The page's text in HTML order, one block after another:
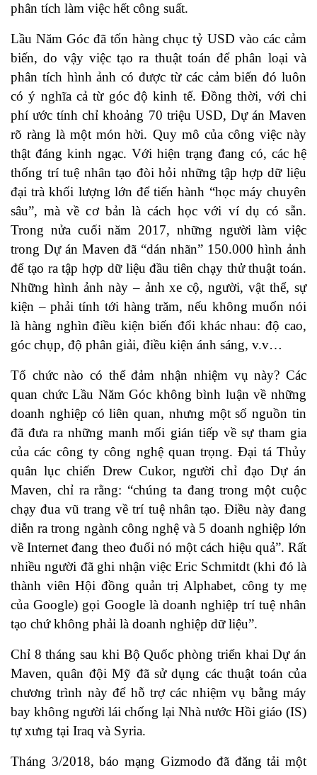
phân tích làm việc hết công suất.
Lầu Năm Góc đã tốn hàng chục tỷ USD vào các cảm
biến, do vậy việc tạo ra thuật toán để phân loại và
phân tích hình ảnh có được từ các cảm biến đó luôn
có ý nghĩa cả từ góc độ kinh tế. Đồng thời, với chi
phí ước tính chỉ khoảng 70 triệu USD, Dự án Maven
rõ ràng là một món hời. Quy mô của công việc này
thật đáng kinh ngạc. Với hiện trạng đang có, các hệ
thống trí tuệ nhân tạo đòi hỏi những tập hợp dữ liệu
đại trà khối lượng lớn để tiến hành “học máy chuyên
sâu”, mà về cơ bản là cách học với ví dụ có sẵn.
Trong nửa cuối năm 2017, những người làm việc
trong Dự án Maven đã “dán nhãn” 150.000 hình ảnh
để tạo ra tập hợp dữ liệu đầu tiên chạy thử thuật toán.
Những hình ảnh này – ảnh xe cộ, người, vật thể, sự
kiện – phải tính tới hàng trăm, nếu không muốn nói
là hàng nghìn điều kiện biến đổi khác nhau: độ cao,
góc chụp, độ phân giải, điều kiện ánh sáng, v.v…
Tổ chức nào có thể đảm nhận nhiệm vụ này? Các
quan chức Lầu Năm Góc không bình luận về những
doanh nghiệp có liên quan, nhưng một số nguồn tin
đã đưa ra những manh mối gián tiếp về sự tham gia
của các công ty công nghệ quan trọng. Đại tá Thủy
quân lục chiến Drew Cukor, người chỉ đạo Dự án
Maven, chỉ ra rằng: “chúng ta đang trong một cuộc
chạy đua vũ trang về trí tuệ nhân tạo. Điều này đang
diễn ra trong ngành công nghệ và 5 doanh nghiệp lớn
về Internet đang theo đuổi nó một cách hiệu quả”. Rất
nhiều người đã ghi nhận việc Eric Schmitdt (khi đó là
thành viên Hội đồng quản trị Alphabet, công ty mẹ
của Google) gọi Google là doanh nghiệp trí tuệ nhân
tạo chứ không phải là doanh nghiệp dữ liệu”.
Chỉ 8 tháng sau khi Bộ Quốc phòng triển khai Dự án
Maven, quân đội Mỹ đã sử dụng các thuật toán của
chương trình này để hỗ trợ các nhiệm vụ bằng máy
bay không người lái chống lại Nhà nước Hồi giáo (IS)
tự xưng tại Iraq và Syria.
Tháng 3/2018, báo mạng Gizmodo đã đăng tải một